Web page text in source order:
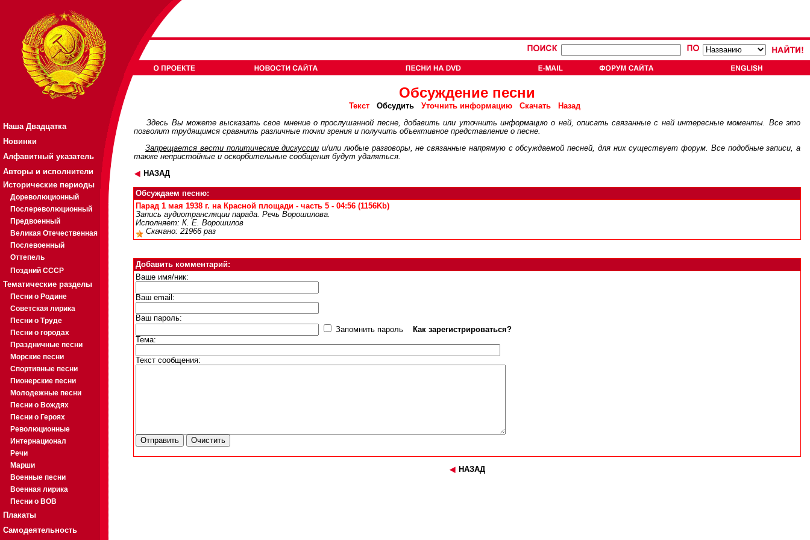
Наша Двадцатка
Новинки
Алфавитный указатель
Авторы и исполнители
Исторические периоды
Дореволюционный
Послереволюционный
Предвоенный
Великая Отечественная
Послевоенный
Оттепель
Поздний СССР
Тематические разделы
Песни о Родине
Советская лирика
Песни о Труде
Песни о городах
Праздничные песни
Морские песни
Спортивные песни
Пионерские песни
Молодежные песни
Песни о Вождях
Песни о Героях
Революционные
Интернационал
Речи
Марши
Военные песни
Военная лирика
Песни о ВОВ
Плакаты
Самодеятельность
Обсуждение песни
Текст Обсудить Уточнить информацию Скачать
Назад
Здесь Вы можете высказать свое мнение о прослушанной песне, добавить или уточнить информацию о ней, описать связанные с ней интересные моменты. Все это
позволит трудящимся сравнить различные точки зрения и получить объективное представление о песне.
Запрещается вести политические дискуcсии и/или любые разговоры, не связанные напрямую с обсуждаемой песней, для них существует форум. Все подобные записи, а
также непристойные и оскорбительные сообщения будут удаляться.
НАЗАД
Обсуждаем песню:
Парад 1 мая 1938 г. на Красной площади - часть 5 - 04:56 (1156Kb)
Запись аудиотрансляции парада. Речь Ворошилова.
Исполняет: К. Е. Ворошилов
Скачано: 21966 раз
Добавить комментарий:
Ваше имя/ник:
Ваш email:
Ваш пароль:
Запомнить пароль
Как зарегистрироваться?
Тема:
Текст сообщения:
НАЗАД